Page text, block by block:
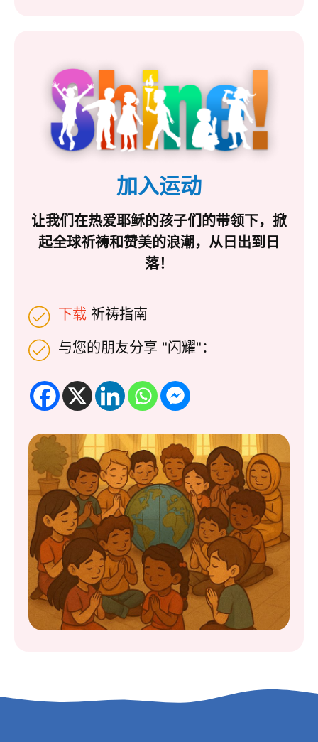
加入运动
让我们在热爱耶稣的孩子们的带领下，掀
起全球祈祷和赞美的浪潮，从日出到日
落！
下载 祈祷指南
与您的朋友分享 "闪耀"：